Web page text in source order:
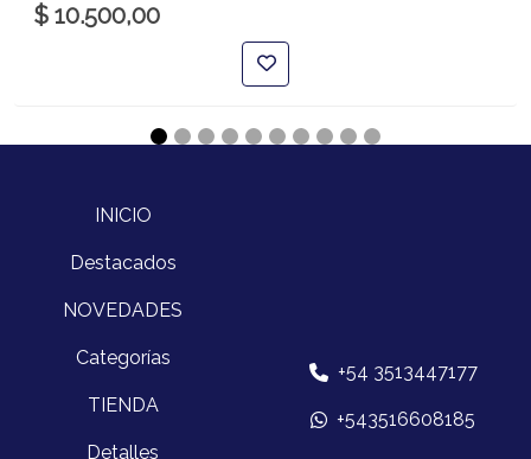
$ 10.500,00
INICIO
Destacados
NOVEDADES
Categorías
TIENDA
Detalles
+54 3513447177
+543516608185